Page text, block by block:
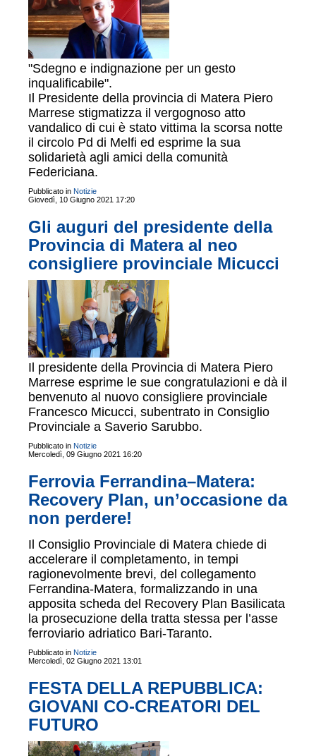
"Sdegno e indignazione per un gesto
inqualificabile".
Il Presidente della provincia di Matera Piero
Marrese stigmatizza il vergognoso atto
vandalico di cui è stato vittima la scorsa notte
il circolo Pd di Melfi ed esprime la sua
solidarietà agli amici della comunità
Federiciana.
Pubblicato in Notizie
Giovedì, 10 Giugno 2021 17:20
Gli auguri del presidente della
Provincia di Matera al neo
consigliere provinciale Micucci
Il presidente della Provincia di Matera Piero
Marrese esprime le sue congratulazioni e dà il
benvenuto al nuovo consigliere provinciale
Francesco Micucci, subentrato in Consiglio
Provinciale a Saverio Sarubbo.
Pubblicato in Notizie
Mercoledì, 09 Giugno 2021 16:20
Ferrovia Ferrandina–Matera:
Recovery Plan, un’occasione da
non perdere!
Il Consiglio Provinciale di Matera chiede di
accelerare il completamento, in tempi
ragionevolmente brevi, del collegamento
Ferrandina-Matera, formalizzando in una
apposita scheda del Recovery Plan Basilicata
la prosecuzione della tratta stessa per l’asse
ferroviario adriatico Bari-Taranto.
Pubblicato in Notizie
Mercoledì, 02 Giugno 2021 13:01
FESTA DELLA REPUBBLICA:
GIOVANI CO-CREATORI DEL
FUTURO